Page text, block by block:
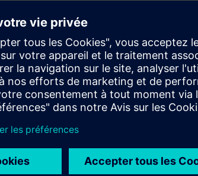
Control
with STEP 7 V14, various communication with